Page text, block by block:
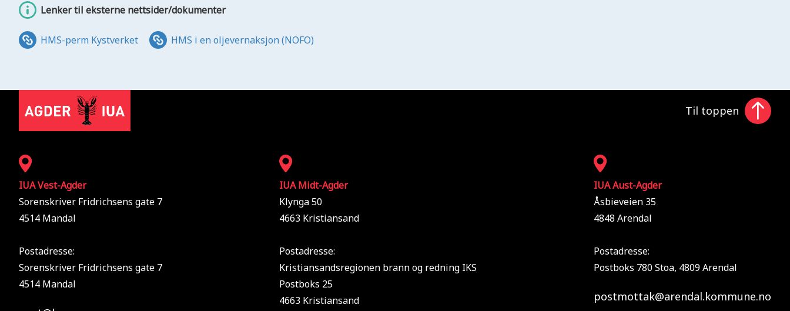
Lenker til eksterne nettsider/dokumenter
HMS-perm Kystverket HMS i en oljevernaksjon (NOFO)
Til toppen
IUA Vest-Agder
Sorenskriver Fridrichsens gate 7
4514 Mandal
Postadresse:
Sorenskriver Fridrichsens gate 7
4514 Mandal
IUA Midt-Agder
Klynga 50
4663 Kristiansand
Postadresse:
Kristiansandsregionen brann og redning IKS
Postboks 25
4663 Kristiansand
IUA Aust-Agder
Åsbieveien 35
4848 Arendal
Postadresse:
Postboks 780 Stoa, 4809 Arendal
postmottak@arendal.kommune.no